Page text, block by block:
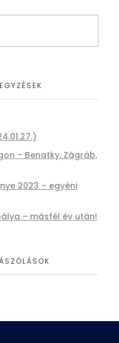
– Benatky, Zágráb,
2023 – egyéni
– másfél év után!